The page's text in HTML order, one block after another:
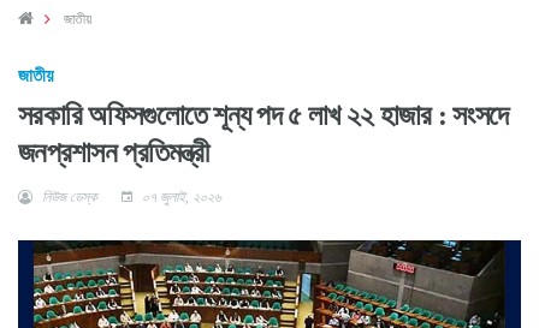
জাতীয়
জাতীয়
সরকারি অফিসগুলোতে শূন্য পদ ৫ লাখ ২২ হাজার : সংসদে
জনপ্রশাসন প্রতিমন্ত্রী
নিউজ ডেস্ক ০৭ জুলাই, ২০২৬